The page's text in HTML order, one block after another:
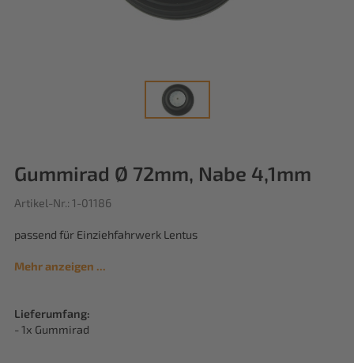
Gummirad Ø 72mm, Nabe 4,1mm
Artikel-Nr.: 1-01186
passend für Einziehfahrwerk Lentus
Mehr anzeigen ...
Lieferumfang:
- 1x Gummirad